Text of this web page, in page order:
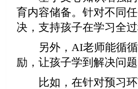
育内容储备。针对不同
决，支持孩子在学习全
另外，AI老师能循循
励，让孩子学到解决问题
比如，在针对预习环